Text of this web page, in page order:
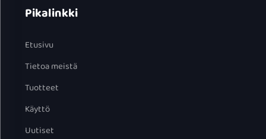
Pikalinkki
Etusivu
Tietoa meistä
Tuotteet
Käyttö
Uutiset